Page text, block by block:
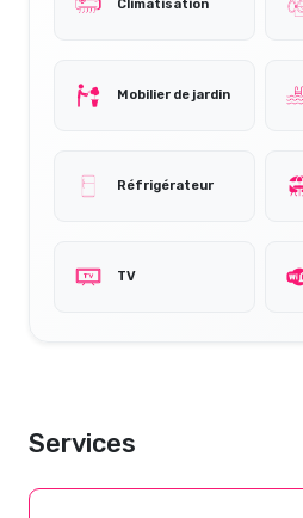
Climatisation
Mobilier de jardin
Réfrigérateur
TV
Services